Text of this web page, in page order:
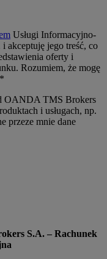
Usługi Informacyjno-
jego treść, co
oferty i
Rozumiem, że mogę
OANDA TMS Brokers
i usługach, np.
przeze mnie dane
S.A. – Rachunek